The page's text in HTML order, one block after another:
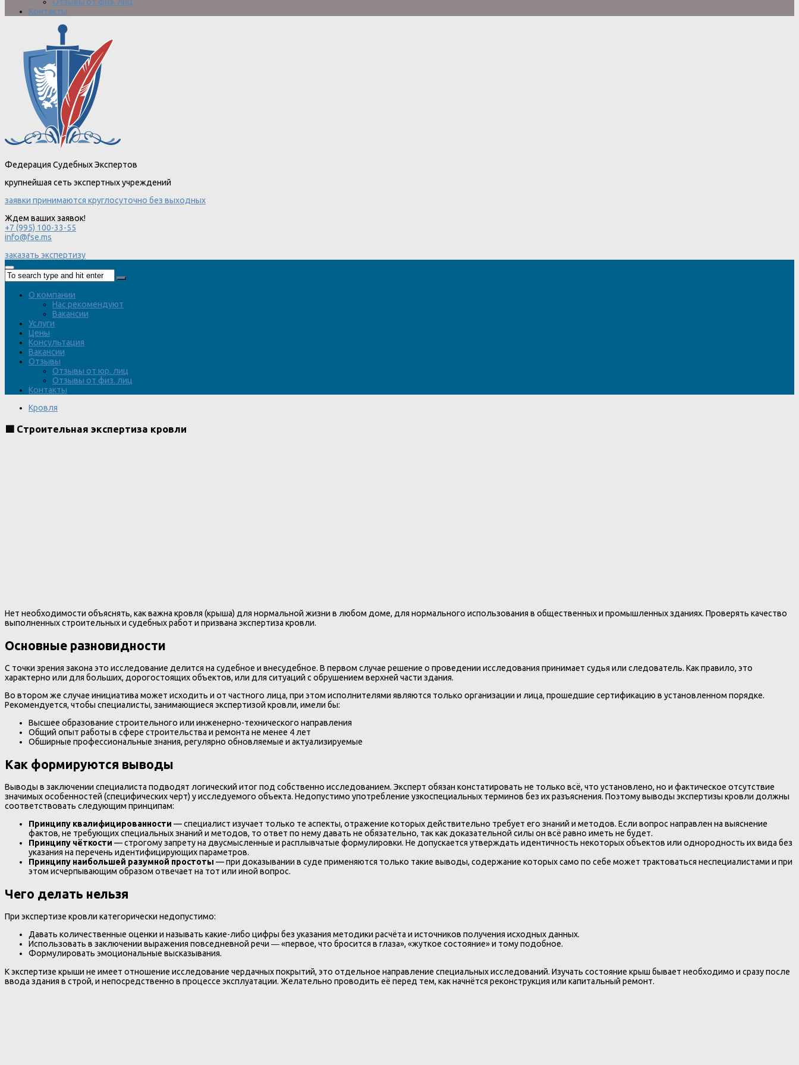
Отзывы от физ. лиц
Контакты
Федерация Судебных Экспертов
крупнейшая сеть экспертных учреждений
заявки принимаются круглосуточно без выходных
Ждем ваших заявок!
+7 (995) 100-33-55
info@fse.ms
заказать экспертизу
О компании
Нас рекомендуют
Вакансии
Услуги
Цены
Консультация
Вакансии
Отзывы
Отзывы от юр. лиц
Отзывы от физ. лиц
Контакты
Кровля
🟥 Строительная экспертиза кровли
Нет необходимости объяснять, как важна кровля (крыша) для нормальной жизни в любом доме, для нормального использования в общественных и промышленных зданиях. Проверять качество
выполненных строительных и судебных работ и призвана экспертиза кровли.
Основные разновидности
С точки зрения закона это исследование делится на судебное и внесудебное. В первом случае решение о проведении исследования принимает судья или следователь. Как правило, это
характерно или для больших, дорогостоящих объектов, или для ситуаций с обрушением верхней части здания.
Во втором же случае инициатива может исходить и от частного лица, при этом исполнителями являются только организации и лица, прошедшие сертификацию в установленном порядке.
Рекомендуется, чтобы специалисты, занимающиеся экспертизой кровли, имели бы:
Высшее образование строительного или инженерно-технического направления
Общий опыт работы в сфере строительства и ремонта не менее 4 лет
Обширные профессиональные знания, регулярно обновляемые и актуализируемые
Как формируются выводы
Выводы в заключении специалиста подводят логический итог под собственно исследованием. Эксперт обязан констатировать не только всё, что установлено, но и фактическое отсутствие
значимых особенностей (специфических черт) у исследуемого объекта. Недопустимо употребление узкоспециальных терминов без их разъяснения. Поэтому выводы экспертизы кровли должны
соответствовать следующим принципам:
Принципу квалифицированности — специалист изучает только те аспекты, отражение которых действительно требует его знаний и методов. Если вопрос направлен на выяснение
фактов, не требующих специальных знаний и методов, то ответ по нему давать не обязательно, так как доказательной силы он всё равно иметь не будет.
Принципу чёткости — строгому запрету на двусмысленные и расплывчатые формулировки. Не допускается утверждать идентичность некоторых объектов или однородность их вида без
указания на перечень идентифицирующих параметров.
Принципу наибольшей разумной простоты — при доказывании в суде применяются только такие выводы, содержание которых само по себе может трактоваться неспециалистами и при
этом исчерпывающим образом отвечает на тот или иной вопрос.
Чего делать нельзя
При экспертизе кровли категорически недопустимо:
Давать количественные оценки и называть какие-либо цифры без указания методики расчёта и источников получения исходных данных.
Использовать в заключении выражения повседневной речи ― «первое, что бросится в глаза», «жуткое состояние» и тому подобное.
Формулировать эмоциональные высказывания.
К экспертизе крыши не имеет отношение исследование чердачных покрытий, это отдельное направление специальных исследований. Изучать состояние крыш бывает необходимо и сразу после
ввода здания в строй, и непосредственно в процессе эксплуатации. Желательно проводить её перед тем, как начнётся реконструкция или капитальный ремонт.